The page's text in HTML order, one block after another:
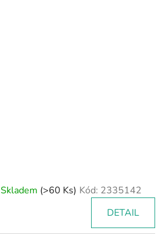
Skladem (>60 Ks) Kód: 2335142
DETAIL